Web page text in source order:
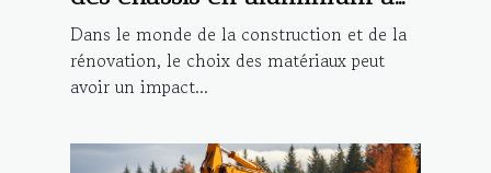
haute performance
Dans le monde de la construction et de la
rénovation, le choix des matériaux peut
avoir un impact...